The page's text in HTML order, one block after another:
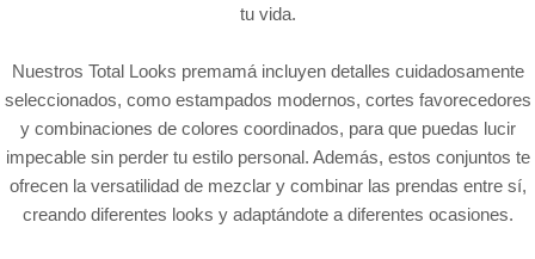
tu vida.
Nuestros Total Looks premamá incluyen detalles cuidadosamente
seleccionados, como estampados modernos, cortes favorecedores
y combinaciones de colores coordinados, para que puedas lucir
impecable sin perder tu estilo personal. Además, estos conjuntos te
ofrecen la versatilidad de mezclar y combinar las prendas entre sí,
creando diferentes looks y adaptándote a diferentes ocasiones.